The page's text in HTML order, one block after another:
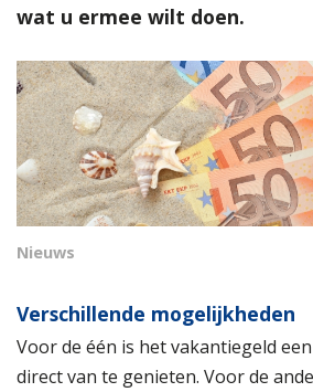
wat u ermee wilt doen.
Nieuws
Verschillende mogelijkheden
Voor de één is het vakantiegeld
direct van te genieten. Voor de